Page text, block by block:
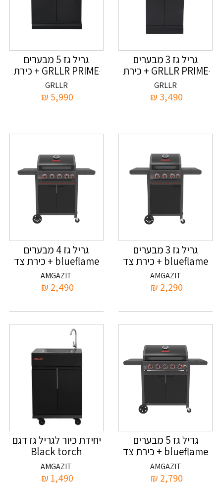
גריל גז 3 מבערים
GRLLR PRIMEּ + כירת
צד
GRLLR
3,490
₪
גריל גז 5 מבערים
GRLLR PRIMEּ + כירת
צד
GRLLR
5,990
₪
גריל גז 3 מבערים
blueflame + כירת צד
אמגזית
AMGAZIT
2,290
₪
גריל גז 4 מבערים
blueflame + כירת צד
אמגזית
AMGAZIT
2,490
₪
גריל גז 5 מבערים
blueflame + כירת צד
אמגזית
AMGAZIT
2,790
₪
יחידת כיור לגריל גז דגם
Black torch
AMGAZIT
1,490
₪